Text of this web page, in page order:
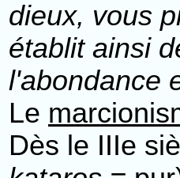
dieux, vous
établit ainsi
l'abondance
Le
Dès le IIIe